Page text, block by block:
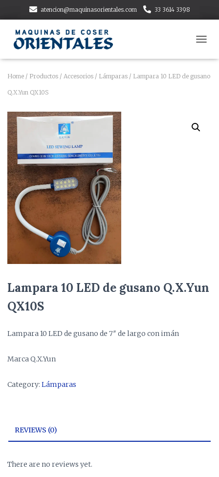
atencion@maquinasorientales.com 33 3614 3398
G
Home / Productos / Accesorios / Lámparas / Lampara 10 LED de gusano
Q.X.Yun QX10S
Lampara 10 LED de gusano Q.X.Yun
QX10S
Lampara 10 LED de gusano de 7″ de largo con imán
Marca Q.X.Yun
Category: Lámparas
REVIEWS (0)
There are no reviews yet.